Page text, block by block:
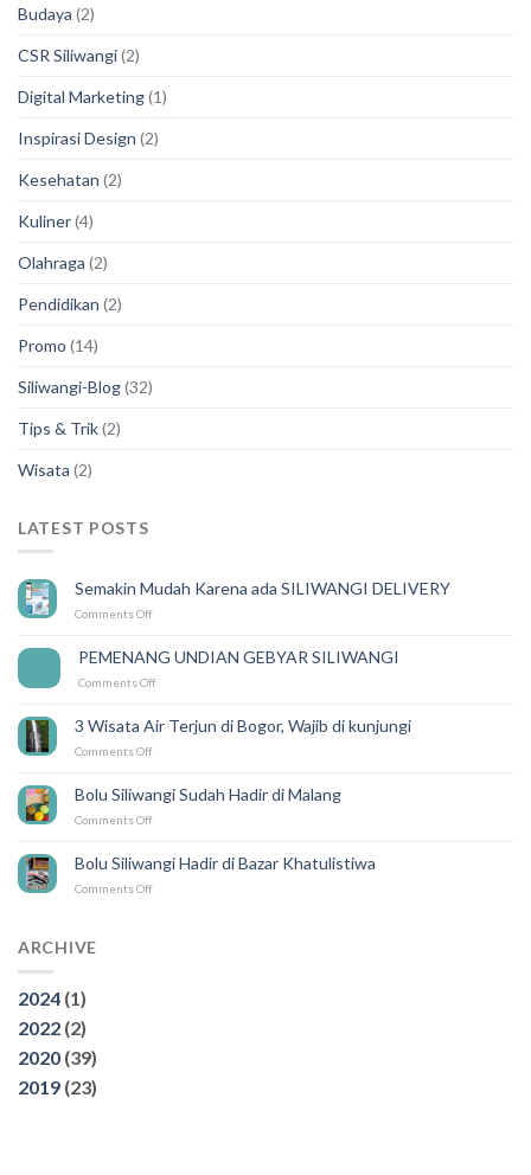
Budaya (2)
CSR Siliwangi(2)
Digital Marketing(1)
Inspirasi Design (2)
Kesehatan (2)
Kuliner(4)
Olahraga (2)
Pendidikan (2)
Promo (14)
Siliwangi-Blog(32)
Tips & Trik(2)
Wisata (2)
LATEST POSTS
Semakin Mudah Karena ada SILIWANGI DELIVERY
Comments Offon
Karena
ada
DELIVERY
PEMENANG UNDIAN GEBYAR SILIWANGI
Comments Offon
GEBYAR
3 Wisata Air Terjun di Bogor, Wajib di kunjungi
Comments Offon
Air
Terjun
Bogor,
Wajib
di
Bolu Siliwangi Sudah Hadir di Malang
Comments Offon
Sudah
Hadir
Bolu Siliwangi Hadir di Bazar Khatulistiwa
Comments Offon
ARCHIVE
2024 (1)
2022 (2)
2020 (39)
2019 (23)